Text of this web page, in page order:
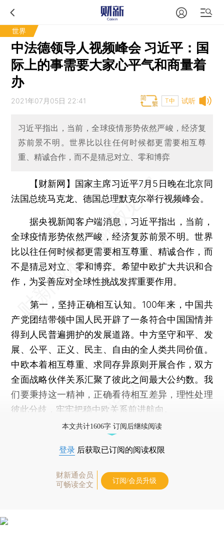
世界
中法德领导人视频峰会 习近平：国
际上的事需要大家心平气和商量着
办
试听
2021年07月05日 22:41 T中
习近平指出，当前，全球疫情形势依然严峻，经济复
苏前景不明。世界比以往任何时候都更需要相互尊
重、精诚合作，而不是猜忌对立、零和博弈
【财新网】
国家主席习近平7月5日晚在北京同
法国总统马克龙、德国总理默克尔举行视频峰会。
据央视新闻客户端消息，习近平指出，当前，
全球疫情形势依然严峻，经济复苏前景不明。世界
比以往任何时候都更需要相互尊重、精诚合作，而
不是猜忌对立、零和博弈。希望中欧扩大共识和合
作，为妥善应对全球性挑战发挥重要作用。
第一，坚持正确相互认知。100年来，中国共
产党团结带领中国人民开辟了一条符合中国国情并
得到人民普遍拥护的发展道路。中方坚守和平、发
展、公平、正义、民主、自由的全人类共同价值。
中欧本着相互尊重、求同存异原则开展合作，双方
全面战略伙伴关系汇聚了彼此之间最大公约数。我
们要秉持这一精神，正确看待相互差异，理性处理
彼此分歧，牢牢把稳中欧关系前进航向。
本文共计1606字 订阅后继续阅读
登录 后获取已订阅的阅读权限
财新通会员
可畅读全文
订阅/会员升级